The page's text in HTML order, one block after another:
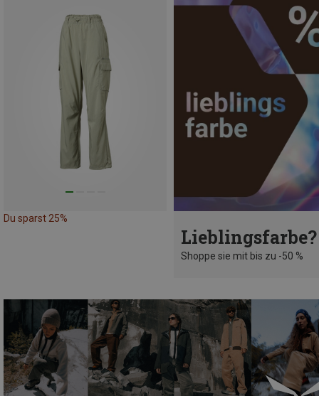
Du sparst 25%
Lieblingsfarbe?
Shoppe sie mit bis zu -50 %